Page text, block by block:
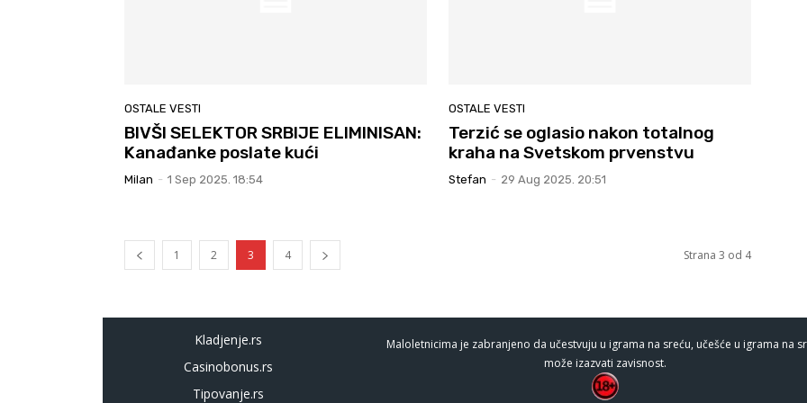
OSTALE VESTI
BIVŠI SELEKTOR SRBIJE ELIMINISAN:
Kanađanke poslate kući
Milan - 1 Sep 2025. 18:54
OSTALE VESTI
Terzić se oglasio nakon totalnog
kraha na Svetskom prvenstvu
Stefan - 29 Aug 2025. 20:51
1 2 3 4 Strana 3 od 4
Kladjenje.rs
Casinobonus.rs
Tipovanje.rs
Maloletnicima je zabranjeno da učestvuju u igrama na sreću, učešće u igrama na
može izazvati zavisnost.